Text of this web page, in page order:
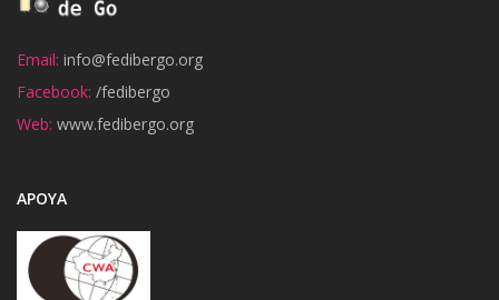
Email: info@fedibergo.org
Facebook: /fedibergo
Web: www.fedibergo.org
APOYA